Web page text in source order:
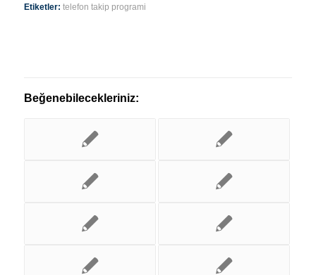
Etiketler: telefon takip programi
Beğenebilecekleriniz: